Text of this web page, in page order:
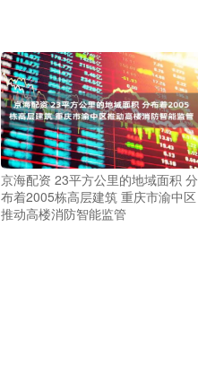
京海配资 23平方公里的地域面积 分
布着2005栋高层建筑 重庆市渝中区
推动高楼消防智能监管